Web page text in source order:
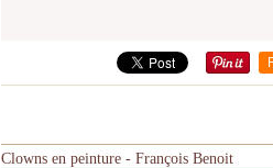
Clowns en peinture - François Benoit